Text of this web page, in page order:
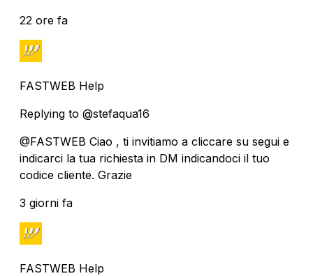
22 ore fa
FASTWEB Help
Replying to @stefaqua16
@FASTWEB Ciao , ti invitiamo a cliccare su segui e
indicarci la tua richiesta in DM indicandoci il tuo
codice cliente. Grazie
3 giorni fa
FASTWEB Help